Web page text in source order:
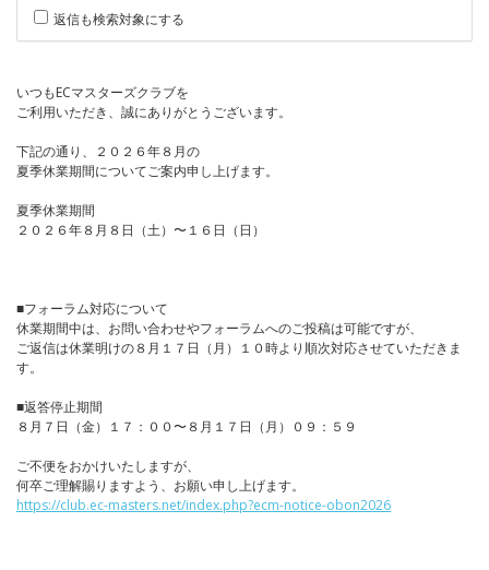
返信も検索対象にする
いつもECマスターズクラブを
ご利用いただき、誠にありがとうございます。
下記の通り、２０２６年８月の
夏季休業期間についてご案内申し上げます。
夏季休業期間
２０２６年８月８日（土）〜１６日（日）
■フォーラム対応について
休業期間中は、お問い合わせやフォーラムへのご投稿は可能ですが、
ご返信は休業明けの８月１７日（月）１０時より順次対応させていただきま
す。
■返答停止期間
８月７日（金）１７：００〜８月１７日（月）０９：５９
ご不便をおかけいたしますが、
何卒ご理解賜りますよう、お願い申し上げます。
https://club.ec-masters.net/index.php?ecm-notice-obon2026